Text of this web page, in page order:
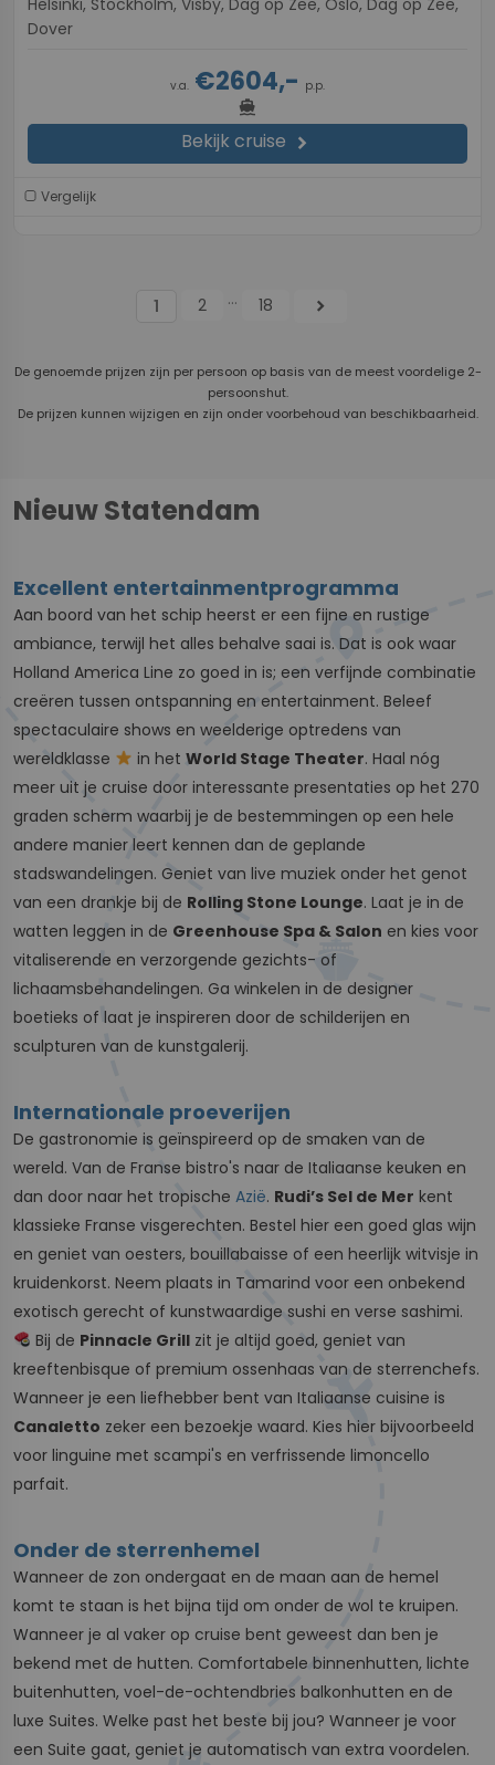
Dover
v.a. €2604,- p.p.
directions_boat
Bekijk cruise chevron_right
Vergelijk
1 2 ... 18 chevron_right
De genoemde prijzen zijn per persoon op basis van de meest voordelige 2-
persoonshut.
De prijzen kunnen wijzigen en zijn onder voorbehoud van beschikbaarheid.
Nieuw Statendam
Excellent entertainmentprogramma
Aan boord van het schip heerst er een fijne en rustige
ambiance, terwijl het alles behalve saai is. Dat is ook waar
Holland America Line zo goed in is; een verfijnde combinatie
creëren tussen ontspanning en entertainment. Beleef
spectaculaire shows en weelderige optredens van
wereldklasse
in hetWorld Stage Theater. Haal nóg
meer uit je cruise door interessante presentaties op het 270
graden scherm waarbij je de bestemmingen op een hele
andere manier leert kennen dan de geplande
stadswandelingen. Geniet van live muziek onder het genot
van een drankje bij de Rolling Stone Lounge. Laat je in de
watten leggen in de Greenhouse Spa & Salon en kies voor
vitaliserende en verzorgende gezichts- of
lichaamsbehandelingen. Ga winkelen in de designer
boetieks of laat je inspireren door de schilderijen en
sculpturen van de kunstgalerij.
Internationale proeverijen
De gastronomie is geïnspireerd op de smaken van de
wereld. Van de Franse bistro's naar de Italiaanse keuken en
dan door naar het tropische Azië. Rudi’s Sel de Mer kent
klassieke Franse visgerechten. Bestel hier een goed glas wijn
en geniet van oesters, bouillabaisse of een heerlijk witvisje in
kruidenkorst. Neem plaats in Tamarind voor een onbekend
exotisch gerecht of kunstwaardige sushi en verse sashimi.
Bij de Pinnacle Grill zit je altijd goed, geniet van
kreeftenbisque of premium ossenhaas van de sterrenchefs.
Wanneer je een liefhebber bent van Italiaanse cuisine is
Canaletto zeker een bezoekje waard. Kies hier bijvoorbeeld
voor linguine met scampi's en verfrissende limoncello
parfait.
Onder de sterrenhemel
Wanneer de zon ondergaat en de maan aan de hemel
komt te staan is het bijna tijd om onder de wol te kruipen.
Wanneer je al vaker op cruise bent geweest dan ben je
bekend met de hutten. Comfortabele binnenhutten, lichte
buitenhutten, voel-de-ochtendbries balkonhutten en de
luxe Suites. Welke past het beste bij jou? Wanneer je voor
een Suite gaat, geniet je automatisch van extra voordelen.